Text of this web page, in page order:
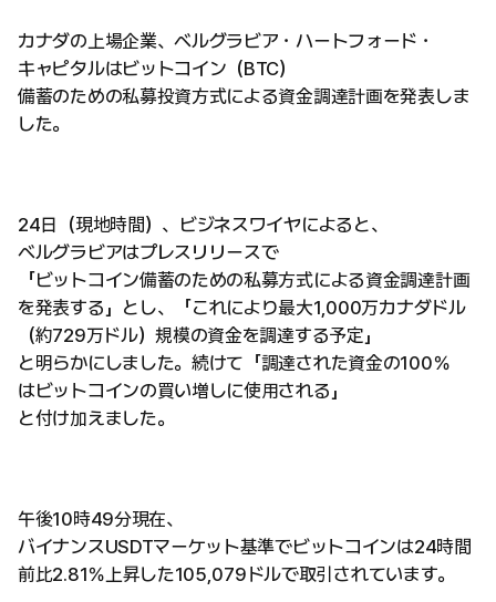
カナダの上場企業、ベルグラビア・ハートフォード・
キャピタルはビットコイン（BTC）
備蓄のための私募投資方式による資金調達計画を発表しま
した。
24日（現地時間）、ビジネスワイヤによると、
ベルグラビアはプレスリリースで
「ビットコイン備蓄のための私募方式による資金調達計画
を発表する」とし、「これにより最大1,000万カナダドル
（約729万ドル）規模の資金を調達する予定」
と明らかにしました。続けて「調達された資金の100％
はビットコインの買い増しに使用される」
と付け加えました。
午後10時49分現在、
バイナンスUSDTマーケット基準でビットコインは24時間
前比2.81％上昇した105,079ドルで取引されています。